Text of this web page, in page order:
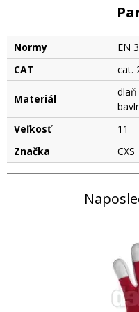
Normy
EN
CAT
cat.
Materiál
Veľkosť
11
Značka
CXS